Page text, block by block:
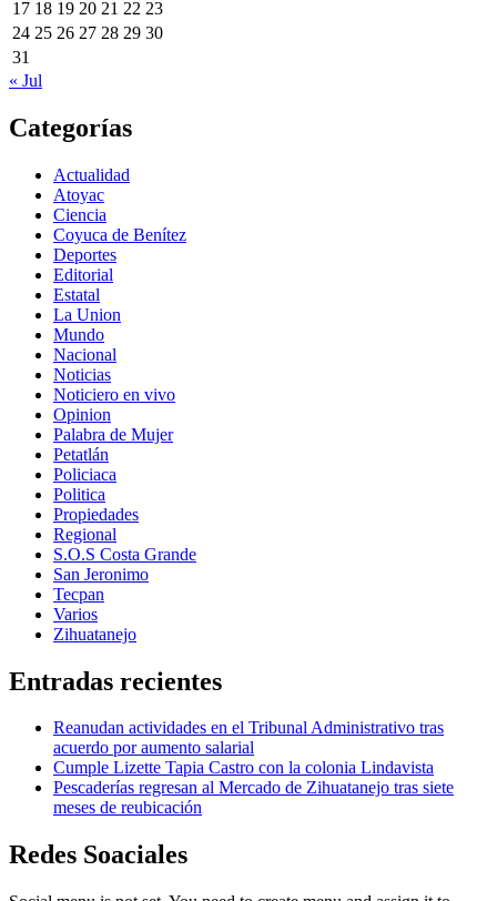
17 18 19 20 21 22 23
24 25 26 27 28 29 30
31
« Jul
Categorías
Actualidad
Atoyac
Ciencia
Coyuca de Benítez
Deportes
Editorial
Estatal
La Union
Mundo
Nacional
Noticias
Noticiero en vivo
Opinion
Palabra de Mujer
Petatlán
Policiaca
Politica
Propiedades
Regional
S.O.S Costa Grande
San Jeronimo
Tecpan
Varios
Zihuatanejo
Entradas recientes
Reanudan actividades en el Tribunal Administrativo tras
acuerdo por aumento salarial
Cumple Lizette Tapia Castro con la colonia Lindavista
Pescaderías regresan al Mercado de Zihuatanejo tras siete
meses de reubicación
Redes Soaciales